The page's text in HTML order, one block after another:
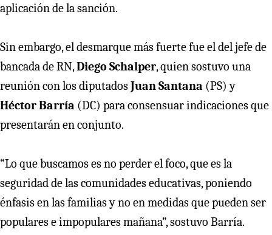
aplicación de la sanción.
Sin embargo, el desmarque más fuerte fue el del jefe de
bancada de RN,Diego Schalper, quien sostuvo una
reunión con los diputadosJuan Santana (PS) y
Héctor Barría (DC) para consensuar indicaciones que
presentarán en conjunto.
“Lo que buscamos es no perder el foco, que es la
seguridad de las comunidades educativas, poniendo
énfasis en las familias y no en medidas que pueden ser
populares e impopulares mañana”, sostuvo Barría.